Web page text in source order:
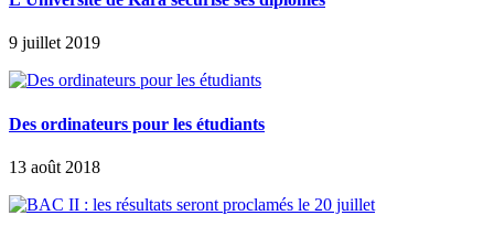
9 juillet 2019
Des ordinateurs pour les étudiants
13 août 2018